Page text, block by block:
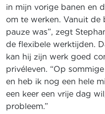
in mijn vorige banen en
om te werken. Vanuit de
pauze was”, zegt
de flexibele werktijden.
kan hij zijn werk goed
privéleven. “Op
en heb ik nog een hele
een keer een vrije dag
probleem.”